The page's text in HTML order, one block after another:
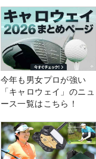
今年も男女プロが強い
「キャロウェイ」のニュ
ース一覧はこちら！